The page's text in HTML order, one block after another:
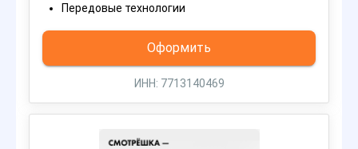
Передовые технологии
Оформить
ИНН: 7713140469